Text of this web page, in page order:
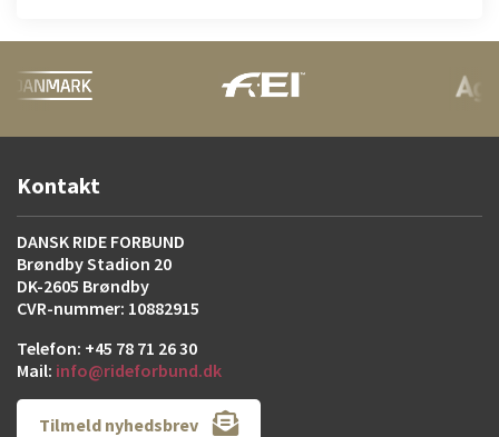
Kontakt
DANSK RIDE FORBUND
Brøndby Stadion 20
DK-2605 Brøndby
CVR-nummer: 10882915
Telefon: +45 78 71 26 30
Mail: info@rideforbund.dk
Tilmeld nyhedsbrev